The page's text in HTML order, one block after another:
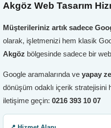
Akgöz Web Tasarım
Müşterileriniz artık sadece
olarak, işletmenizi hem klasik
Akgöz bölgesinde sadece bir
Google aramalarında ve yapay
dönüşüm odaklı içerik stratejisini
iletişime geçin: 0216 393 10 07